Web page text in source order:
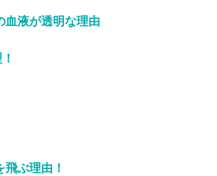
血液が透明な理由
飛ぶ理由！